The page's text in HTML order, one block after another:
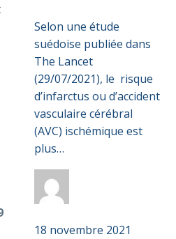
d’infarctus
ou
d’AVC
plus
que
triplé
dans
les
jours
suivant
diagnostic
Selon une étude
suédoise publiée dans
The Lancet
(29/07/2021), le risque
d’infarctus ou d’accident
vasculaire cérébral
(AVC) ischémique est
plus…
18 novembre 2021